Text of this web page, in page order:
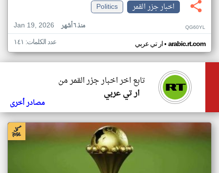
اخبار جزر القمر
Politics
Jan 19, 2026
منذ ٦ أشهر QG60YL
ار تي عربي• arabic.rt.com عدد الكلمات: ١٤١
تابع اخر اخبار جزر القمر من
ار تي عربي
مصادر أخرى